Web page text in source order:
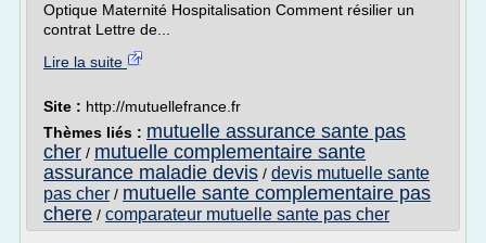
Optique Maternité Hospitalisation Comment résilier un
contrat Lettre de...
Lire la suite
Site : http://mutuellefrance.fr
Thèmes liés : mutuelle assurance sante pas
cher / mutuelle complementaire sante
assurance maladie devis / devis mutuelle sante
pas cher / mutuelle sante complementaire pas
chere / comparateur mutuelle sante pas cher